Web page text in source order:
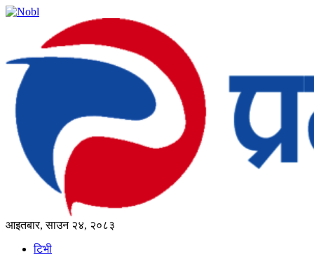
आइतबार, साउन २४, २०८३
टिभी